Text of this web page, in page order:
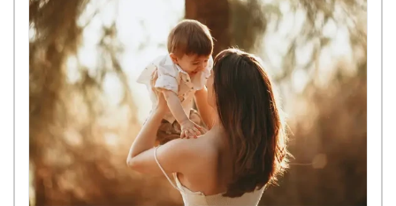
fogyasztási mennyiséget ne lépje túl! Ne szedje a készítményt, ha az
összetevők bármelyikére érzékeny vagy allergiás! Kisgyermektől
elzárva tartandó!